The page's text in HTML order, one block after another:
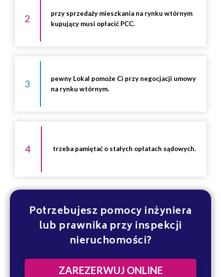
przy sprzedaży mieszkania na rynku wtórnym
kupujący musi opłacić PCC.
2
3
pewny Lokal pomoże Ci przy negocjacji umowy
na rynku wtórnym.
trzeba pamiętać o stałych opłatach sądowych.
4
Potrzebujesz pomocy inżyniera
lub prawnika przy inspekcji
nieruchomości?
ZAREZERWUJ ONLINE